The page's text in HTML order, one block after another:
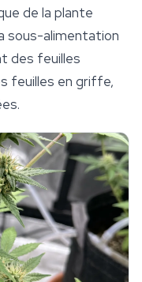
de la plante
sous-alimentation
des feuilles
feuilles en griffe,